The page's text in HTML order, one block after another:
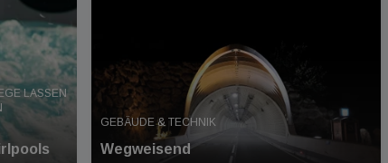
LASSEN
GEBÄUDE & TECHNIK
Wegweisend